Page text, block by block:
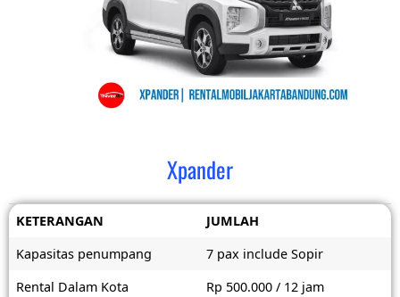
Xpander
KETERANGAN
JUMLAH
Kapasitas penumpang
7 pax include Sopir
Rental Dalam Kota
Rp 500.000 / 12 jam